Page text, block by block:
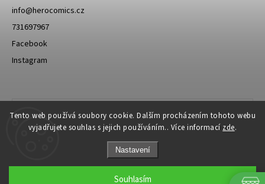
Tento web používá soubory cookie. Dalším procházením tohoto webu
vyjadřujete souhlas s jejich používáním.. Více informací zde.
Nastavení
Souhlasím
info@herocomics.cz
731697967
Facebook
Instagram